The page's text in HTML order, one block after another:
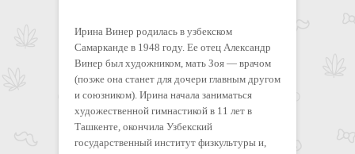
Ирина Винер родилась в узбекском
Самарканде в 1948 году. Ее отец Александр
Винер был художником, мать Зоя — врачом
(позже она станет для дочери главным другом
и союзником). Ирина начала заниматься
художественной гимнастикой в 11 лет в
Ташкенте, окончила Узбекский
государственный институт физкультуры и,